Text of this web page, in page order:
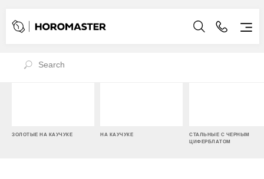
ЗОЛОТЫЕ НА КАУЧУКЕ НА КАУЧУКЕ
СТАЛЬНЫЕ С ЧЕРНЫМ
ЦИФЕРБЛАТОМ